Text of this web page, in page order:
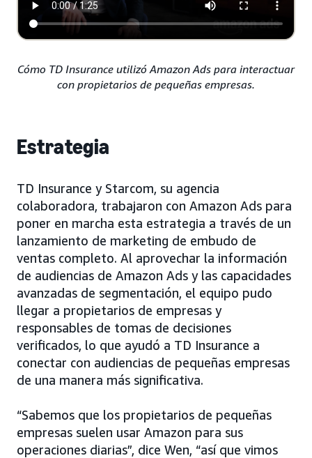
Cómo TD Insurance utilizó Amazon Ads para interactuar
con propietarios de pequeñas empresas.
Estrategia
TD Insurance y Starcom, su agencia
colaboradora, trabajaron con Amazon Ads para
poner en marcha esta estrategia a través de un
lanzamiento de marketing de embudo de
ventas completo. Al aprovechar la información
de audiencias de Amazon Ads y las capacidades
avanzadas de segmentación, el equipo pudo
llegar a propietarios de empresas y
responsables de tomas de decisiones
verificados, lo que ayudó a TD Insurance a
conectar con audiencias de pequeñas empresas
de una manera más significativa.
“Sabemos que los propietarios de pequeñas
empresas suelen usar Amazon para sus
operaciones diarias”, dice Wen, “así que vimos